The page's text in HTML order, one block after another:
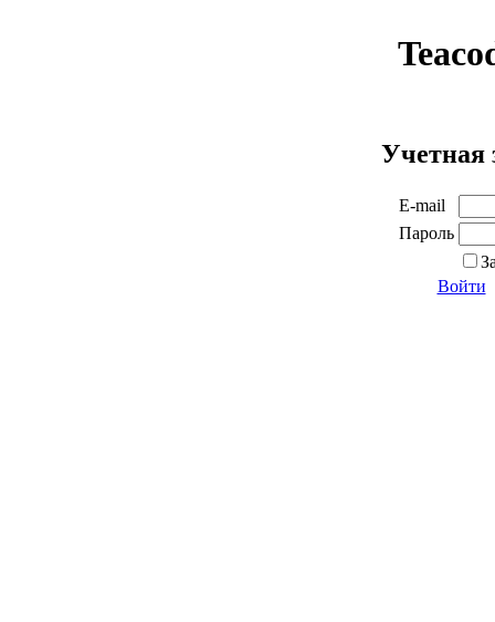
Учетная
E-mail
Пароль
Войти